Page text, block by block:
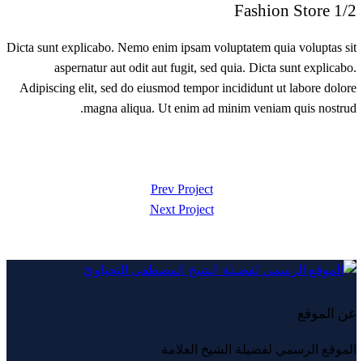
1/2 Fashion Store
Dicta sunt explicabo. Nemo enim ipsam voluptatem quia voluptas sit
aspernatur aut odit aut fugit, sed quia. Dicta sunt explicabo.
Adipiscing elit, sed do eiusmod tempor incididunt ut labore dolore
magna aliqua. Ut enim ad minim veniam quis nostrud.
Prev Project
Next Project
عن الموقع
الموقع الرسمي لفضيلة الشيخ العلامة